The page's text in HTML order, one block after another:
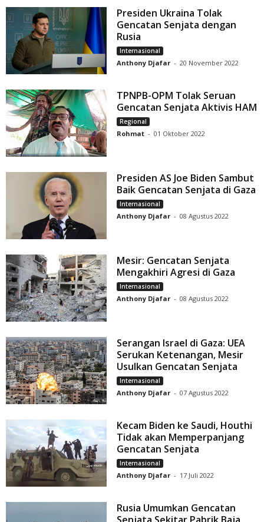
Presiden Ukraina Tolak
Gencatan Senjata dengan
Rusia
Internasional
Anthony Djafar - 20 November 2022
TPNPB-OPM Tolak Seruan
Gencatan Senjata Aktivis HAM
Regional
Rohmat - 01 Oktober 2022
Presiden AS Joe Biden Sambut
Baik Gencatan Senjata di Gaza
Internasional
Anthony Djafar - 08 Agustus 2022
Mesir: Gencatan Senjata
Mengakhiri Agresi di Gaza
Internasional
Anthony Djafar - 08 Agustus 2022
Serangan Israel di Gaza: UEA
Serukan Ketenangan, Mesir
Usulkan Gencatan Senjata
Internasional
Anthony Djafar - 07 Agustus 2022
Kecam Biden ke Saudi, Houthi
Tidak akan Memperpanjang
Gencatan Senjata
Internasional
Anthony Djafar - 17 Juli 2022
Rusia Umumkan Gencatan